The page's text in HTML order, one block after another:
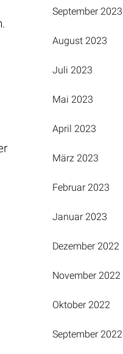
September 2023
August 2023
Juli 2023
Mai 2023
April 2023
März 2023
Februar 2023
Januar 2023
Dezember 2022
November 2022
Oktober 2022
September 2022